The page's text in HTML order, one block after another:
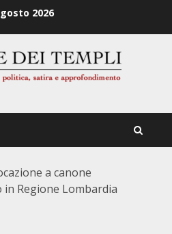
2026
a canone
Regione Lombardia